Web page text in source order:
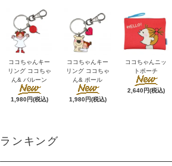
ココちゃんキー
リング ココちゃ
ん& バルーン
1,980円(税込)
ココちゃんキー
リング ココちゃ
ん& ポール
1,980円(税込)
ココちゃんニッ
トポーチ
2,640円(税込)
ランキング